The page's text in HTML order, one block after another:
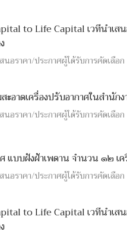
to Life Capital เวทีนำเส
อราคา/ประกาศผู้ได้รับการคัดเลือก
ะอาดเครื่องปรับอากาศในสำนั
อราคา/ประกาศผู้ได้รับการคัดเลือก
แบบฝังฝ้าเพดาน จำนวน ๑๒
อราคา/ประกาศผู้ได้รับการคัดเลือก
to Life Capital เวทีนำเส